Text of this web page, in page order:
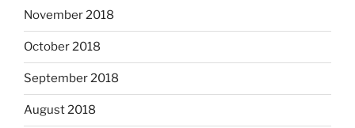
November 2018
October 2018
September 2018
August 2018